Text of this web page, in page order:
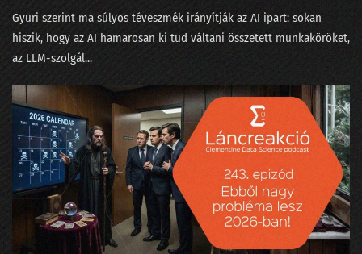
29. Hányféleképpen lehet igent mondani?
28. Okoswhisky egy jó MI-sakkpartihoz?
26. Média-értés adat-alapon, vagy miért podcastolunk?
25. Válogatáskazetták a Spotify korából
23. Mikortól gyűlölik meg a matekot a gyerekek?
22. Kinek higgyünk - jövőkutatók vagy laikusok?
Gyuri szerint ma súlyos téveszmék irányítják az AI ipart: sokan
hiszik, hogy az AI hamarosan ki tud váltani összetett munkaköröket,
az LLM-szolgál...